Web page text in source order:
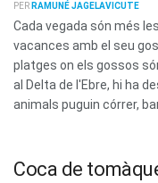
PER RAMUNÉ JAGELAVICUTE
Cada vegada són més
vacances amb el seu
platges on els gossos
al Delta de l'Ebre, hi ha
animals puguin córrer,
Coca de